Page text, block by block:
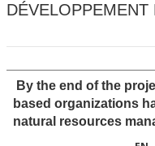
DÉVELOPPEMENT
By the end of the
based organizations
natural resources